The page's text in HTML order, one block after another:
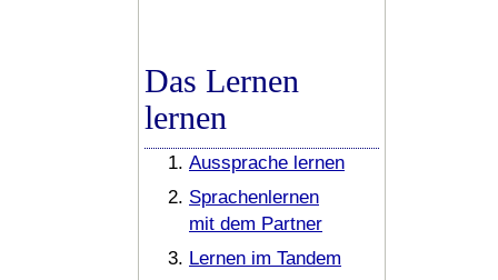
Das Lernen
lernen
Aussprache lernen
Sprachenlernen
mit dem Partner
Lernen im Tandem